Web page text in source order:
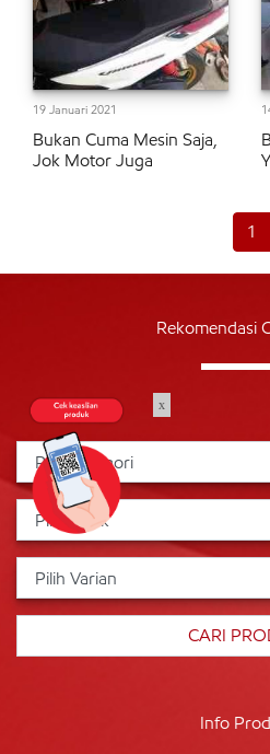
19 Januari 2021
Bukan Cuma Mesin Saja,
Jok Motor Juga
1
Rekomendasi
Info
x